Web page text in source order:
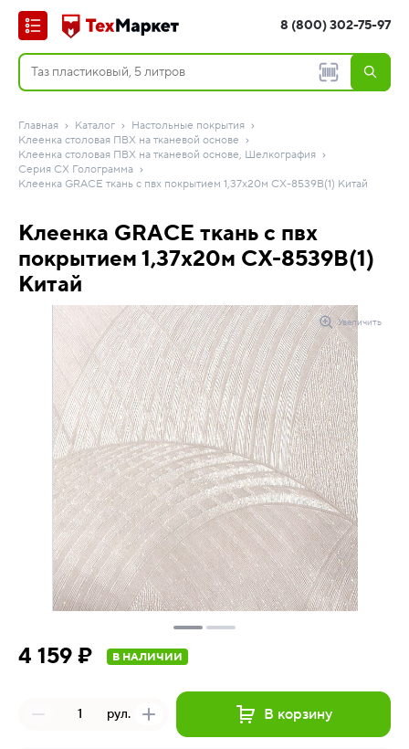
8 (800) 302-75-97
Главная Каталог
Настольные покрытия
Клеенка столовая ПВХ на тканевой основе
Клеенка столовая ПВХ на тканевой основе, Шелкография
Серия CX Голограмма
Клеенка GRACE ткань с пвх покрытием 1,37х20м CХ-8539B(1) Китай
Клеенка GRACE ткань с пвх
покрытием 1,37х20м CХ-8539B(1)
Китай
Увеличить
4 159 ₽ В НАЛИЧИИ
рул. В корзину